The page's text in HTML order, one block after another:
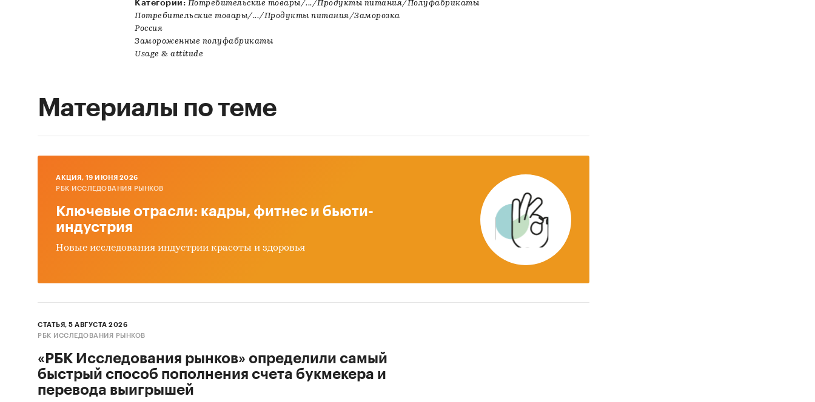
Категории: Потребительские товары/.../Продукты питания/Полуфабрикаты
Потребительские товары/.../Продукты питания/Заморозка
Россия
Замороженные полуфабрикаты
Usage & attitude
Материалы по теме
AКЦИЯ, 19 ИЮНЯ 2026
РБК ИССЛЕДОВАНИЯ РЫНКОВ
Ключевые отрасли: кадры, фитнес и бьюти-
индустрия
Новые исследования индустрии красоты и здоровья
СТАТЬЯ, 5 АВГУСТА 2026
РБК ИССЛЕДОВАНИЯ РЫНКОВ
«РБК Исследования рынков» определили самый
быстрый способ пополнения счета букмекера и
перевода выигрышей